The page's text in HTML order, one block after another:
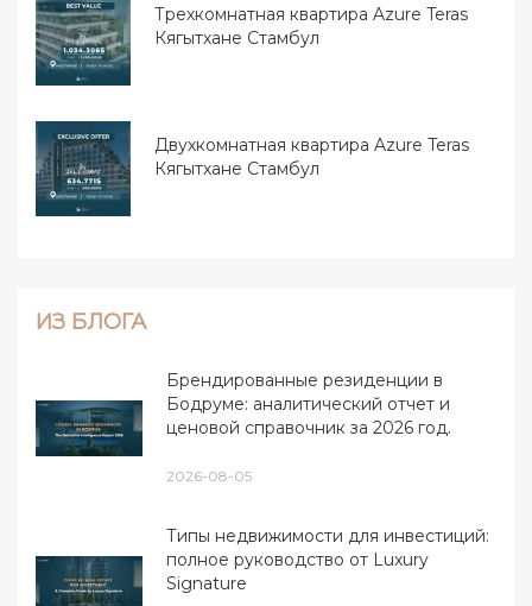
Трехкомнатная квартира Azure Teras
Кягытхане Стамбул
Двухкомнатная квартира Azure Teras
Кягытхане Стамбул
ИЗ БЛОГА
Брендированные резиденции в
Бодруме: аналитический отчет и
ценовой справочник за 2026 год.
2026-08-05
Типы недвижимости для инвестиций:
полное руководство от Luxury
Signature